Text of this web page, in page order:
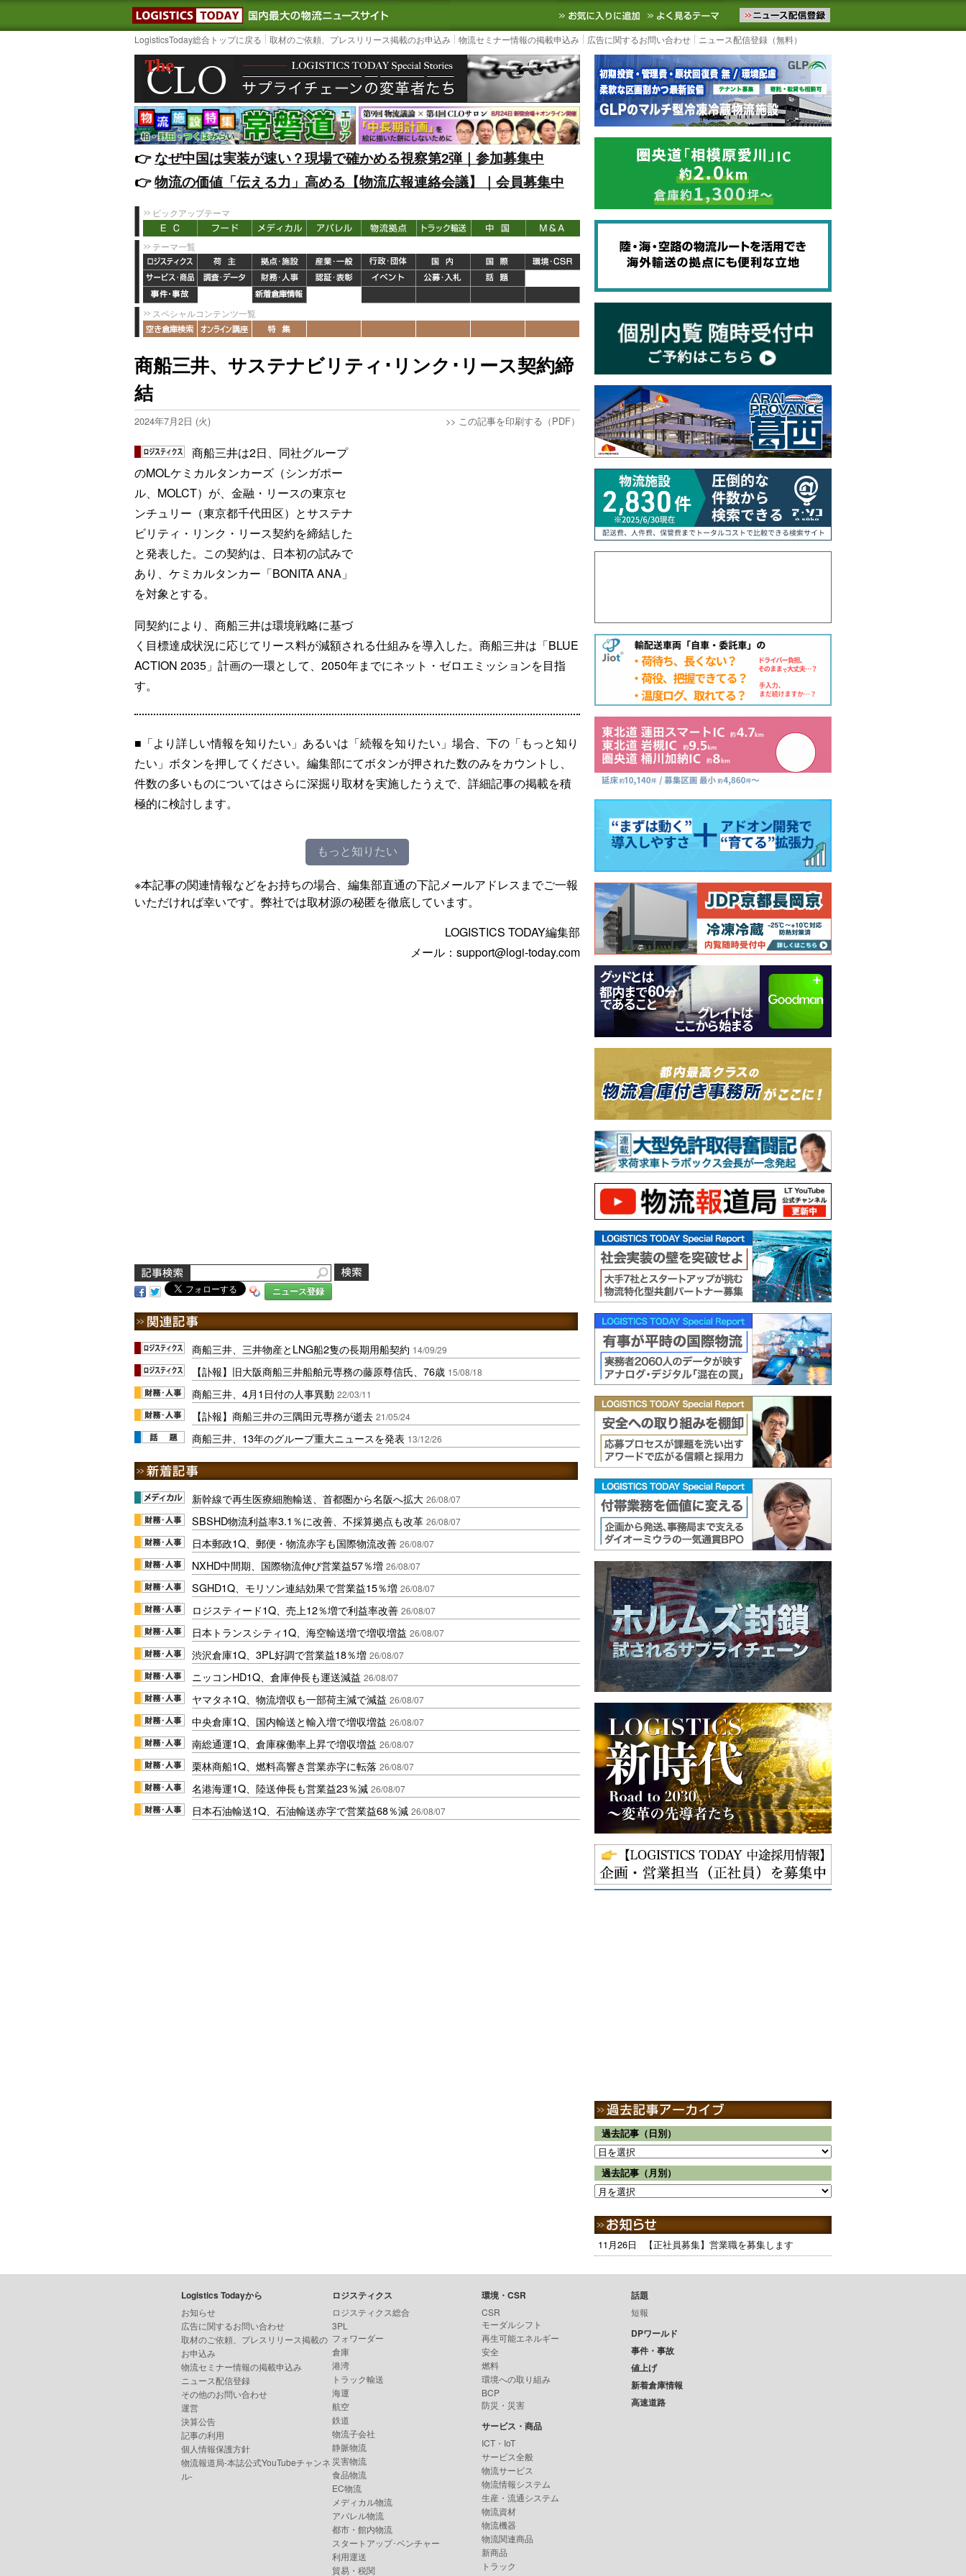
LOGISTICS TODAY｜国内最大の物流ニュースサイト3PL, SCMなど国内外の最新の物流ニュースをお届けします。物流ニュースメール配信を登録す
お気に入りに追加 よく見るテーマ
LogisticsToday総合トップに戻る 取材のご依頼、プレスリリース掲載のお申込み 物流セミナー情報の掲載申込み 広告に関するお問い合わせ ニュース配信登録（無料）
👉️なぜ中国は実装が速い？現場で確かめる視察第2弾｜参加募集中
👉️物流の価値「伝える力」高める【物流広報連絡会議】｜会員募集中
ピックアップテーマ
テーマ一覧
スペシャルコンテンツ一覧
商船三井、サステナビリティ･リンク･リース契約締
結
2024年7月2日 (火) >> この記事を印刷する（PDF）
商船三井は2日、同社グループ
のMOLケミカルタンカーズ（シンガポー
ル、MOLCT）が、金融・リースの東京セ
ンチュリー（東京都千代田区）とサステナ
ビリティ・リンク・リース契約を締結した
と発表した。この契約は、日本初の試みで
あり、ケミカルタンカー「BONITA ANA」
を対象とする。
同契約により、商船三井は環境戦略に基づ
く目標達成状況に応じてリース料が減額される仕組みを導入した。商船三井は「BLUE
ACTION 2035」計画の一環として、2050年までにネット・ゼロエミッションを目指
す。
■「より詳しい情報を知りたい」あるいは「続報を知りたい」場合、下の「もっと知り
たい」ボタンを押してください。編集部にてボタンが押された数のみをカウントし、
件数の多いものについてはさらに深掘り取材を実施したうえで、詳細記事の掲載を積
極的に検討します。
もっと知りたい
※本記事の関連情報などをお持ちの場合、編集部直通の下記メールアドレスまでご一報
いただければ幸いです。弊社では取材源の秘匿を徹底しています。
LOGISTICS TODAY編集部
メール：support@logi-today.com
ニュース登録
商船三井、三井物産とLNG船2隻の長期用船契約 14/09/29
【訃報】旧大阪商船三井船舶元専務の藤原尊信氏、76歳 15/08/18
商船三井、4月1日付の人事異動 22/03/11
【訃報】商船三井の三隅田元専務が逝去 21/05/24
商船三井、13年のグループ重大ニュースを発表 13/12/26
新幹線で再生医療細胞輸送、首都圏から名阪へ拡大 26/08/07
SBSHD物流利益率3.1％に改善、不採算拠点も改革 26/08/07
日本郵政1Q、郵便・物流赤字も国際物流改善 26/08/07
NXHD中間期、国際物流伸び営業益57％増 26/08/07
SGHD1Q、モリソン連結効果で営業益15％増 26/08/07
ロジスティード1Q、売上12％増で利益率改善 26/08/07
日本トランスシティ1Q、海空輸送増で増収増益 26/08/07
渋沢倉庫1Q、3PL好調で営業益18％増 26/08/07
ニッコンHD1Q、倉庫伸長も運送減益 26/08/07
ヤマタネ1Q、物流増収も一部荷主減で減益 26/08/07
中央倉庫1Q、国内輸送と輸入増で増収増益 26/08/07
南総通運1Q、倉庫稼働率上昇で増収増益 26/08/07
栗林商船1Q、燃料高響き営業赤字に転落 26/08/07
名港海運1Q、陸送伸長も営業益23％減 26/08/07
日本石油輸送1Q、石油輸送赤字で営業益68％減 26/08/07
過去記事（日別）
過去記事（月別）
11月26日 【正社員募集】営業職を募集します
Logistics Todayから
お知らせ
広告に関するお問い合わせ
取材のご依頼、プレスリリース掲載の
お申込み
物流セミナー情報の掲載申込み
ニュース配信登録
その他のお問い合わせ
運営
決算公告
記事の利用
個人情報保護方針
物流報道局-本誌公式YouTubeチャンネ
ル-
ロジスティクス
ロジスティクス総合
3PL
フォワーダー
倉庫
港湾
トラック輸送
海運
航空
鉄道
物流子会社
静脈物流
災害物流
食品物流
EC物流
メディカル物流
アパレル物流
都市・館内物流
スタートアップ･ベンチャー
利用運送
貿易・税関
環境・CSR
CSR
モーダルシフト
再生可能エネルギー
安全
燃料
環境への取り組み
BCP
防災・災害
サービス・商品
ICT・IoT
サービス全般
物流サービス
物流情報システム
生産・流通システム
物流資材
物流機器
物流関連商品
新商品
トラック
話題
短報
DPワールド
事件・事故
値上げ
新着倉庫情報
高速道路